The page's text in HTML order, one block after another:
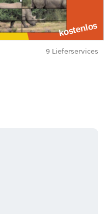
9 Lieferservices